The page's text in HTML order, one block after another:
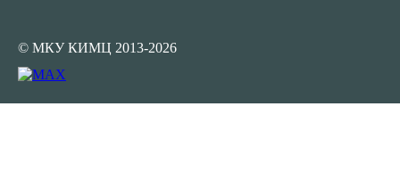
© МКУ КИМЦ 2013-2026